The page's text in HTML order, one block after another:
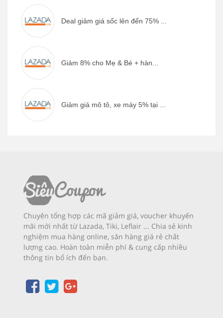
Deal giảm giá sốc lên đến 75% ...
Giảm 8% cho Mẹ & Bé + hàn...
Giảm giá mô tô, xe máy 5% tại ...
Chuyên tổng hợp các mã giảm giá, voucher khuyến
mãi mới nhất từ Lazada, Tiki, Leflair ... Chia sẻ kinh
nghiệm mua hàng online, săn hàng giá rẻ chất
lượng cao. Hoàn toàn miễn phí & cung cấp nhiều
thông tin bổ ích đến bạn.